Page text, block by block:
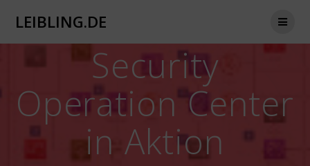
LEIBLING.DE
Security
Operation Center
in Aktion